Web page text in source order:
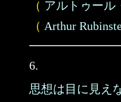
（ アルトゥール
（ Arthur
6.
思想は目に見え